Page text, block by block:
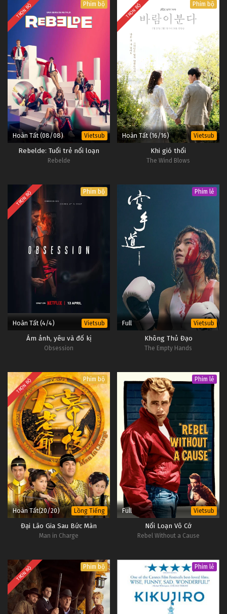
TRỌN BỘ Phim bộ
Hoàn Tất (08/08) Vietsub
Rebelde: Tuổi trẻ nổi loạn
Rebelde
TRỌN BỘ Phim bộ
Hoàn Tất (16/16) Vietsub
Khi gió thổi
The Wind Blows
TRỌN BỘ Phim bộ
Hoàn Tất (4/4) Vietsub
Ám ảnh, yêu và đố kị
Obsession
Phim lẻ
Full Vietsub
Không Thủ Đạo
The Empty Hands
TRỌN BỘ Phim bộ
Hoàn Tất(20/20) Lồng Tiếng
Đại Lão Gia Sau Bức Màn
Man in Charge
Phim lẻ
Full Vietsub
Nổi Loạn Vô Cớ
Rebel Without a Cause
TRỌN BỘ Phim bộ Phim lẻ